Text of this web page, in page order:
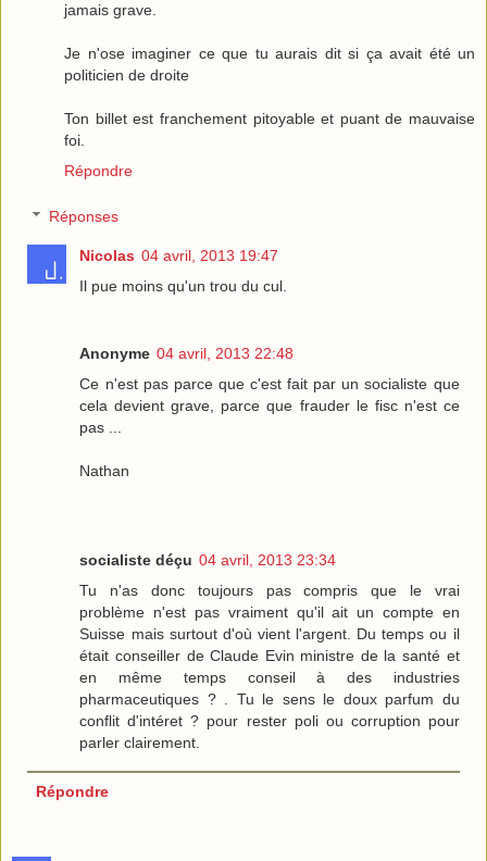
jamais grave.
Je n'ose imaginer ce que tu aurais dit si ça avait été un
politicien de droite
Ton billet est franchement pitoyable et puant de mauvaise
foi.
Répondre
Réponses
Nicolas 04 avril, 2013 19:47
Il pue moins qu'un trou du cul.
Anonyme 04 avril, 2013 22:48
Ce n'est pas parce que c'est fait par un socialiste que
cela devient grave, parce que frauder le fisc n'est ce
pas ...
Nathan
socialiste déçu 04 avril, 2013 23:34
Tu n'as donc toujours pas compris que le vrai
problème n'est pas vraiment qu'il ait un compte en
Suisse mais surtout d'où vient l'argent. Du temps ou il
était conseiller de Claude Evin ministre de la santé et
en même temps conseil à des industries
pharmaceutiques ? . Tu le sens le doux parfum du
conflit d'intéret ? pour rester poli ou corruption pour
parler clairement.
Répondre